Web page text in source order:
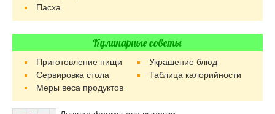
Пасха
Кулинарные советы
Приготовление пищи
Украшение блюд
Сервировка стола
Таблица калорийности
Меры веса продуктов